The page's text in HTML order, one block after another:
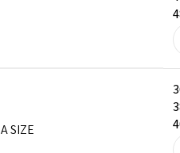
SIZE